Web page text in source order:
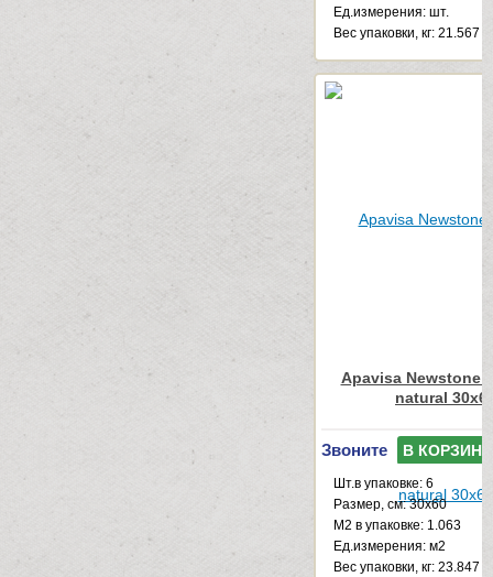
Ед.измерения: шт.
Веc упаковки, кг: 21.567
Apavisa Newstone
natural
Звоните В КОРЗИНУ
Шт.в упаковке: 6
Размер, см: 30x60
М2 в упаковке: 1.063
Ед.измерения: м2
Веc упаковки, кг: 23.847